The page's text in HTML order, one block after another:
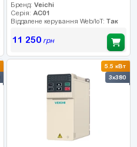
Бренд: Veichi
Серія: AC01
Віддалене керування Web/IoT: Так
11 250грн
5.5 кВт
3x380